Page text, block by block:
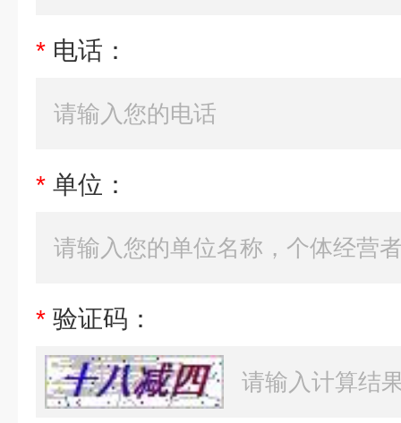
* 电话：
* 单位：
* 验证码：